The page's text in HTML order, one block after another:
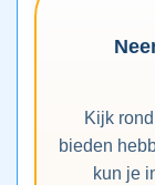
Kijk
bieden
kun je